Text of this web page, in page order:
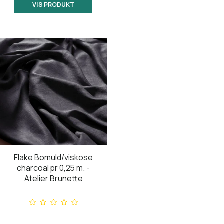
VIS PRODUKT
Flake Bomuld/viskose
charcoal pr 0,25 m. -
Atelier Brunette